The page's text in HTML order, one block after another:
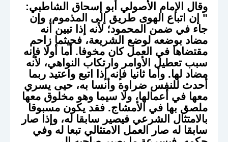
وقال الإمام الأصولي أبو إسحاق الشاطبي:
" إن اتباع الهوى طريق إلى المذموم، وإن
جاء في ضمن المحمود؛ لأنه إذا تبين أنه
مضاد بوضعه لوضع الشريعة، فحيثما زاحم
مقتضاها في العمل كان مخوفا. أما أولا فإنه
سبب تعطيل الأوامر وارتكاب النواهي، لأنه
مضاد لها. وأما ثانيا فإنه إذا اتبع واعتيد ربما
أحدث للنفس ضراوة وأنسا به، حيى يسري
معها في أعمالها، ولا سيما وهو مخلوق معها
ملصق بها في الأمشاج. فقد يكون مسبوقا
بالامتثال الشرعي فيصير سابقا له، وإذا صار
سابقا له صار العمل الامتثالي تبعا له وفي